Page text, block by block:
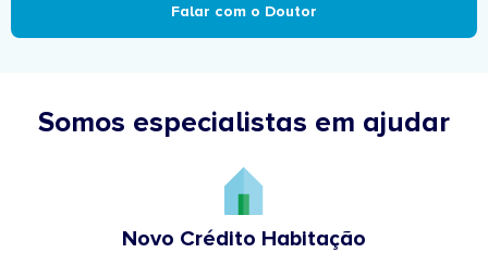
Falar com o Doutor
Somos especialistas em ajudar
Novo Crédito Habitação